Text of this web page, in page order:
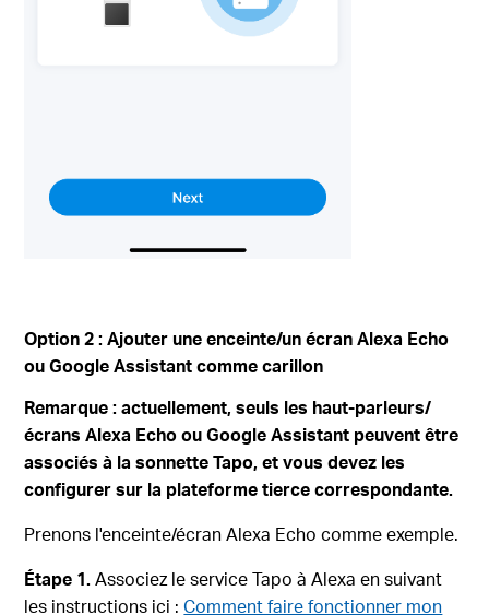
Option 2 : Ajouter une enceinte/un écran Alexa Echo
ou Google Assistant comme carillon
Remarque : actuellement, seuls les haut-parleurs/
écrans Alexa Echo ou Google Assistant peuvent être
associés à la sonnette Tapo, et vous devez les
configurer sur la plateforme tierce correspondante.
Prenons l'enceinte/écran Alexa Echo comme exemple.
Étape 1.Associez le service Tapo à Alexa en suivant
les instructions ici :Comment faire fonctionner mon